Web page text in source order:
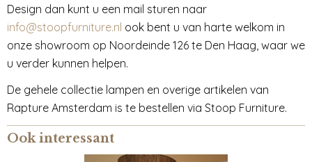
Design dan kunt u een mail sturen naar
info@stoopfurniture.nl ook bent u van harte welkom in
onze showroom op Noordeinde 126 te Den Haag, waar we
u verder kunnen helpen.
De gehele collectie lampen en overige artikelen van
Rapture Amsterdam is te bestellen via Stoop Furniture.
Ook interessant